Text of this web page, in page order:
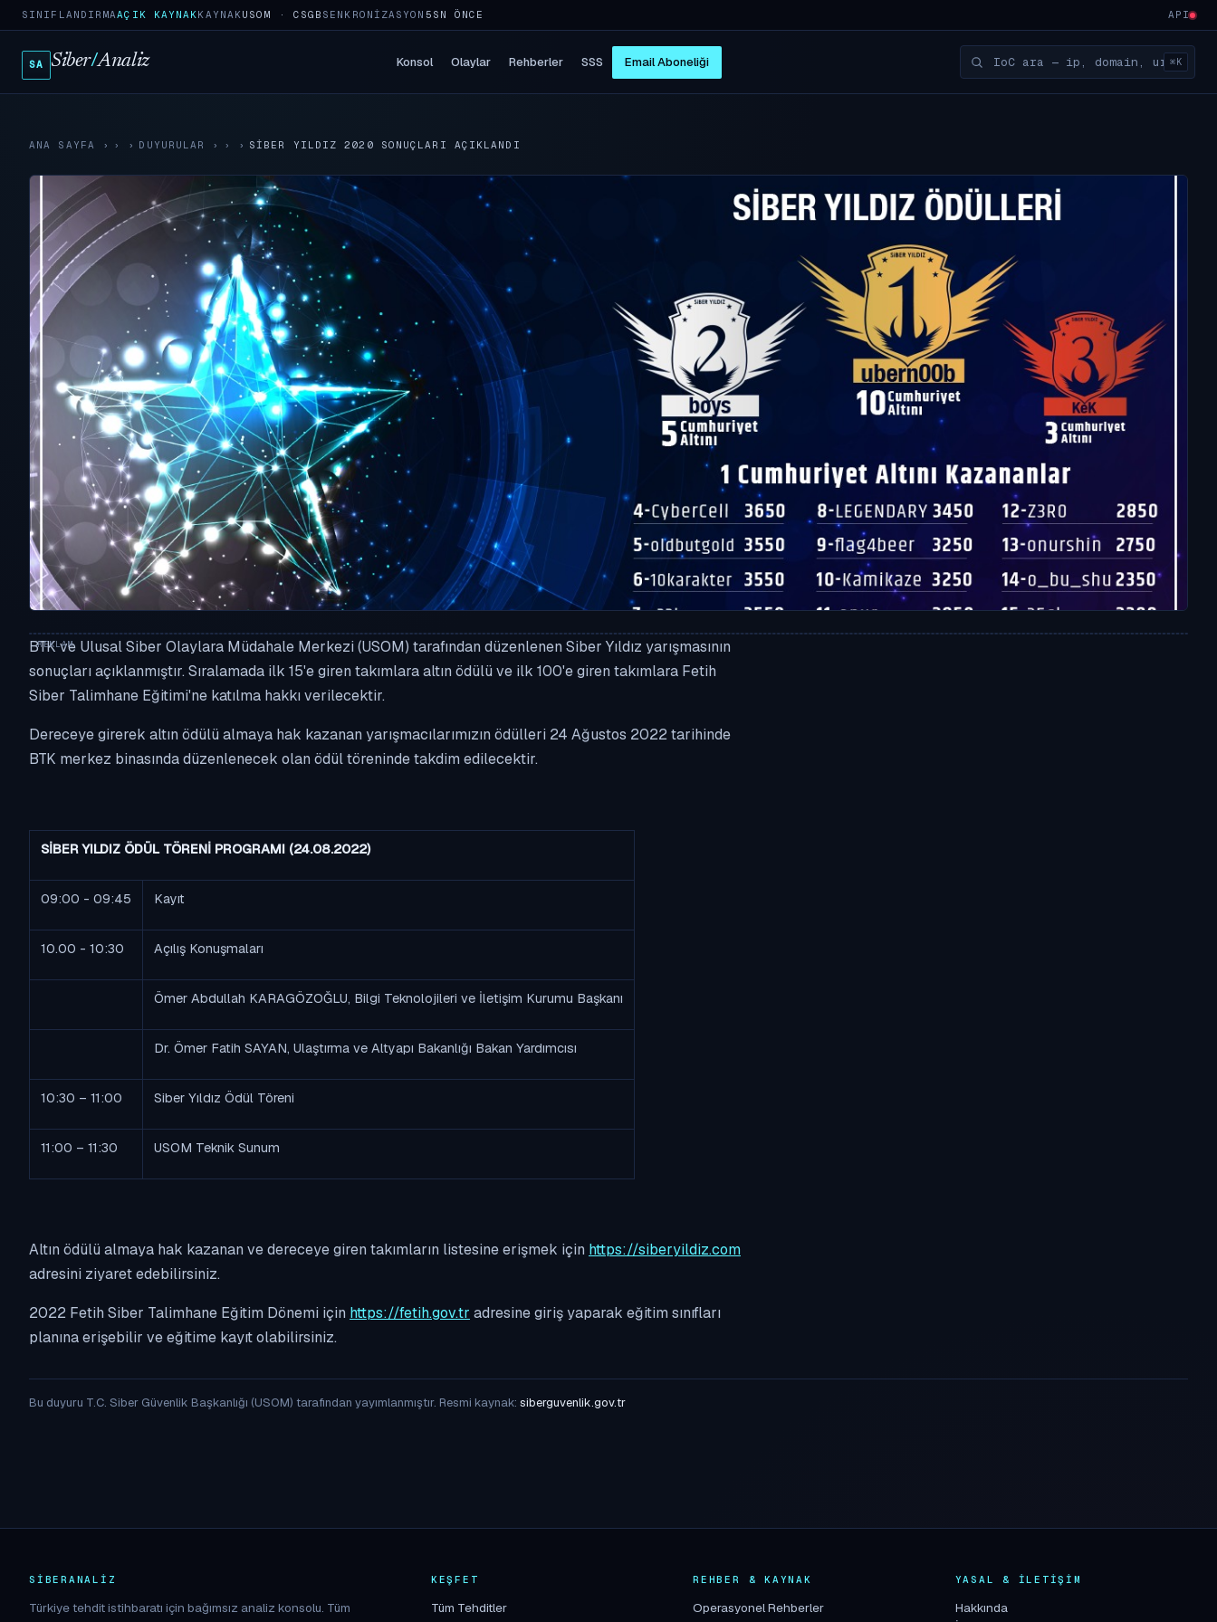
SINIFLANDIRMAAÇIK KAYNAKKAYNAKUSOM · CSGB SENKRONIZASYON 5SN ÖNCE API
SA Siber/Analiz Konsol Olaylar Rehberler SSS Email Aboneliği ⌘K
ANA SAYFA › DUYURULAR › SIBER YILDIZ 2020 SONUÇLARI AÇIKLANDI
RESMI DUYURU · USOM
Siber Yıldız 2020 Sonuçları Açıklandı
·Dil: TR
BTK ve Ulusal Siber Olaylara Müdahale Merkezi (USOM) tarafından düzenlenen Siber Yıldız yarışmasının
sonuçları açıklanmıştır. Sıralamada ilk 15'e giren takımlara altın ödülü ve ilk 100'e giren takımlara Fetih
Siber Talimhane Eğitimi'ne katılma hakkı verilecektir.
Dereceye girerek altın ödülü almaya hak kazanan yarışmacılarımızın ödülleri 24 Ağustos 2022 tarihinde
BTK merkez binasında düzenlenecek olan ödül töreninde takdim edilecektir.
SİBER YILDIZ ÖDÜL TÖRENİ PROGRAMI (24.08.2022)
09:00 - 09:45 Kayıt
10.00 - 10:30 Açılış Konuşmaları
Ömer Abdullah KARAGÖZOĞLU, Bilgi Teknolojileri ve İletişim Kurumu Başkanı
Dr. Ömer Fatih SAYAN, Ulaştırma ve Altyapı Bakanlığı Bakan Yardımcısı
10:30 – 11:00 Siber Yıldız Ödül Töreni
11:00 – 11:30 USOM Teknik Sunum
Altın ödülü almaya hak kazanan ve dereceye giren takımların listesine erişmek için https://siberyildiz.com
adresini ziyaret edebilirsiniz.
2022 Fetih Siber Talimhane Eğitim Dönemi için https://fetih.gov.tr adresine giriş yaparak eğitim sınıfları
planına erişebilir ve eğitime kayıt olabilirsiniz.
Bu duyuru T.C. Siber Güvenlik Başkanlığı (USOM) tarafından yayımlanmıştır. Resmi kaynak: siberguvenlik.gov.tr
SIBERANALIZ
Türkiye tehdit istihbaratı için bağımsız analiz konsolu. Tüm
KEŞFET
Tüm Tehditler
REHBER & KAYNAK
Operasyonel Rehberler
YASAL & İLETIŞIM
Hakkında